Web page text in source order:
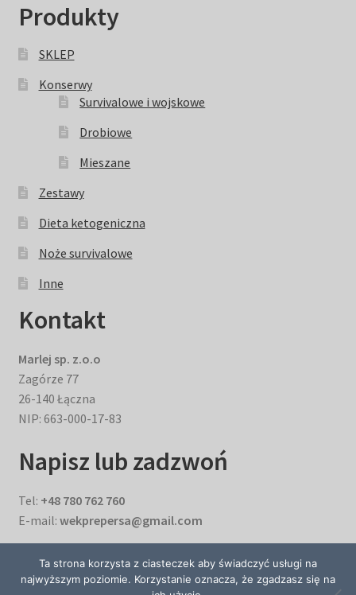
Produkty
SKLEP
Konserwy
Survivalowe i wojskowe
Drobiowe
Mieszane
Zestawy
Dieta ketogeniczna
Noże survivalowe
Inne
Kontakt
Marlej sp. z.o.o
Zagórze 77
26-140 Łączna
NIP: 663-000-17-83
Napisz lub zadzwoń
Tel: +48 780 762 760
E-mail: wekprepersa@gmail.com
© Sklep z konserwami -konserwy domowe, konserwy wojskowe, żywność
Ta strona korzysta z ciasteczek aby świadczyć usługi na
najwyższym poziomie. Korzystanie oznacza, że zgadzasz się na